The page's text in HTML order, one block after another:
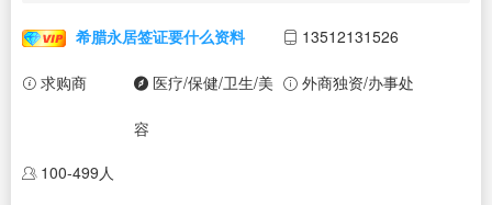
希腊永居签证要什么资料 13512131526
求购商 医疗/保健/卫生/美
容
外商独资/办事处
100-499人